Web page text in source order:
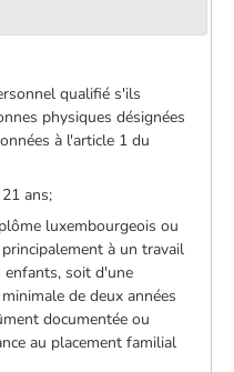
qualifié s'ils
physiques désignées
à l'article 1 du
ans;
luxembourgeois ou
à un travail
enfants, soit d'une
de deux années
documentée ou
au placement familial